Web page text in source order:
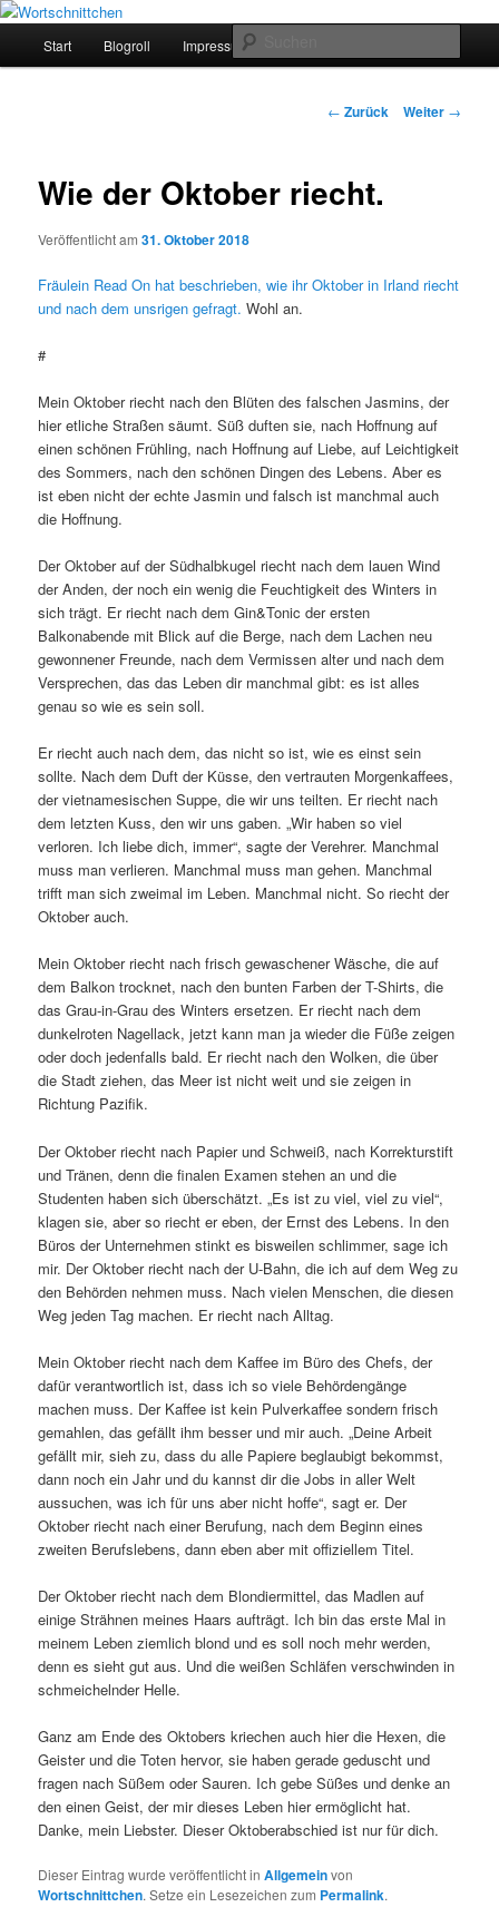
Zum
wechseln
Leben am Limit.
Start Blogroll Impressum
Beitrags-
← Zurück Weiter →
Wie der Oktober riecht.
Veröffentlicht am31. Oktober 2018
Fräulein Read On hat beschrieben, wie ihr Oktober in Irland riecht
und nach dem unsrigen gefragt. Wohl an.
#
Mein Oktober riecht nach den Blüten des falschen Jasmins, der
hier etliche Straßen säumt. Süß duften sie, nach Hoffnung auf
einen schönen Frühling, nach Hoffnung auf Liebe, auf Leichtigkeit
des Sommers, nach den schönen Dingen des Lebens. Aber es
ist eben nicht der echte Jasmin und falsch ist manchmal auch
die Hoffnung.
Der Oktober auf der Südhalbkugel riecht nach dem lauen Wind
der Anden, der noch ein wenig die Feuchtigkeit des Winters in
sich trägt. Er riecht nach dem Gin&Tonic der ersten
Balkonabende mit Blick auf die Berge, nach dem Lachen neu
gewonnener Freunde, nach dem Vermissen alter und nach dem
Versprechen, das das Leben dir manchmal gibt: es ist alles
genau so wie es sein soll.
Er riecht auch nach dem, das nicht so ist, wie es einst sein
sollte. Nach dem Duft der Küsse, den vertrauten Morgenkaffees,
der vietnamesischen Suppe, die wir uns teilten. Er riecht nach
dem letzten Kuss, den wir uns gaben. „Wir haben so viel
verloren. Ich liebe dich, immer“, sagte der Verehrer. Manchmal
muss man verlieren. Manchmal muss man gehen. Manchmal
trifft man sich zweimal im Leben. Manchmal nicht. So riecht der
Oktober auch.
Mein Oktober riecht nach frisch gewaschener Wäsche, die auf
dem Balkon trocknet, nach den bunten Farben der T-Shirts, die
das Grau-in-Grau des Winters ersetzen. Er riecht nach dem
dunkelroten Nagellack, jetzt kann man ja wieder die Füße zeigen
oder doch jedenfalls bald. Er riecht nach den Wolken, die über
die Stadt ziehen, das Meer ist nicht weit und sie zeigen in
Richtung Pazifik.
Der Oktober riecht nach Papier und Schweiß, nach Korrekturstift
und Tränen, denn die finalen Examen stehen an und die
Studenten haben sich überschätzt. „Es ist zu viel, viel zu viel“,
klagen sie, aber so riecht er eben, der Ernst des Lebens. In den
Büros der Unternehmen stinkt es bisweilen schlimmer, sage ich
mir. Der Oktober riecht nach der U-Bahn, die ich auf dem Weg zu
den Behörden nehmen muss. Nach vielen Menschen, die diesen
Weg jeden Tag machen. Er riecht nach Alltag.
Mein Oktober riecht nach dem Kaffee im Büro des Chefs, der
dafür verantwortlich ist, dass ich so viele Behördengänge
machen muss. Der Kaffee ist kein Pulverkaffee sondern frisch
gemahlen, das gefällt ihm besser und mir auch. „Deine Arbeit
gefällt mir, sieh zu, dass du alle Papiere beglaubigt bekommst,
dann noch ein Jahr und du kannst dir die Jobs in aller Welt
aussuchen, was ich für uns aber nicht hoffe“, sagt er. Der
Oktober riecht nach einer Berufung, nach dem Beginn eines
zweiten Berufslebens, dann eben aber mit offiziellem Titel.
Der Oktober riecht nach dem Blondiermittel, das Madlen auf
einige Strähnen meines Haars aufträgt. Ich bin das erste Mal in
meinem Leben ziemlich blond und es soll noch mehr werden,
denn es sieht gut aus. Und die weißen Schläfen verschwinden in
schmeichelnder Helle.
Ganz am Ende des Oktobers kriechen auch hier die Hexen, die
Geister und die Toten hervor, sie haben gerade geduscht und
fragen nach Süßem oder Sauren. Ich gebe Süßes und denke an
den einen Geist, der mir dieses Leben hier ermöglicht hat.
Danke, mein Liebster. Dieser Oktoberabschied ist nur für dich.
Dieser Eintrag wurde veröffentlicht inAllgemeinvon
Wortschnittchen. Setze ein Lesezeichen zum Permalink.